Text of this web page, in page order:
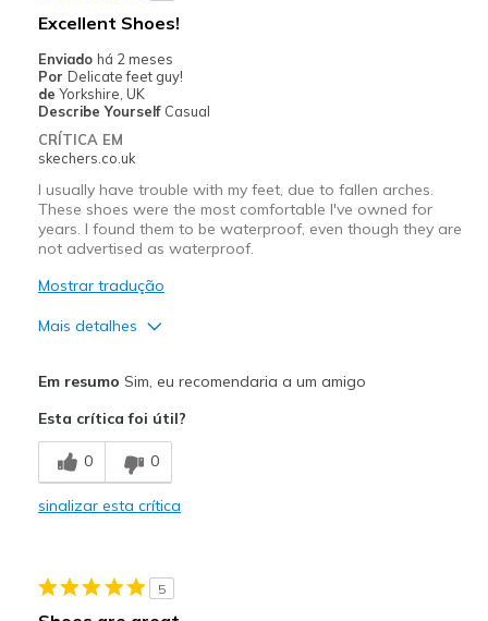
Excellent Shoes!
Enviado há 2 meses
Por Delicate feet guy!
de Yorkshire, UK
Describe Yourself Casual
CRÍTICA EM
skechers.co.uk
I usually have trouble with my feet, due to fallen arches.
These shoes were the most comfortable I've owned for
years. I found them to be waterproof, even though they are
not advertised as waterproof.
Mostrar tradução
Mais detalhes
Breathe Well
Comfortable
Em resumo Sim, eu recomendaria a um amigo
Esta crítica foi útil?
0 0
sinalizar esta crítica
5